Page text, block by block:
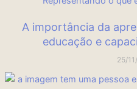
A importância da
educação e
25/